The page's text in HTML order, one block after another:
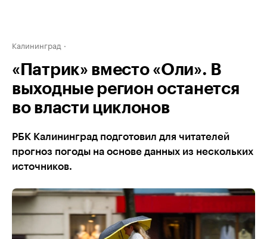
Калининград
«Патрик» вместо «Оли». В
выходные регион останется
во власти циклонов
РБК Калининград подготовил для читателей
прогноз погоды на основе данных из нескольких
источников.